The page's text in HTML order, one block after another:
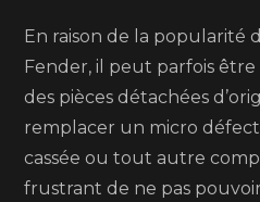
En raison de la popularité
Fender, il peut parfois
des pièces détachées
remplacer un micro
cassée ou tout autre
frustrant de ne pas